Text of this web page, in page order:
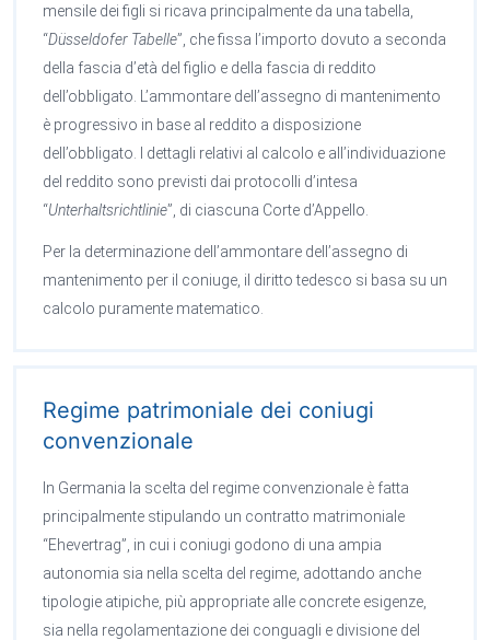
mensile dei figli si ricava principalmente da una tabella,
“Düsseldofer Tabelle”, che fissa l’importo dovuto a seconda
della fascia d’età del figlio e della fascia di reddito
dell’obbligato. L’ammontare dell’assegno di mantenimento
è progressivo in base al reddito a disposizione
dell’obbligato. I dettagli relativi al calcolo e all’individuazione
del reddito sono previsti dai protocolli d’intesa
“Unterhaltsrichtlinie”, di ciascuna Corte d’Appello.
Per la determinazione dell’ammontare dell’assegno di
mantenimento per il coniuge, il diritto tedesco si basa su un
calcolo puramente matematico.
Regime patrimoniale dei coniugi
convenzionale
In Germania la scelta del regime convenzionale è fatta
principalmente stipulando un contratto matrimoniale
“Ehevertrag”, in cui i coniugi godono di una ampia
autonomia sia nella scelta del regime, adottando anche
tipologie atipiche, più appropriate alle concrete esigenze,
sia nella regolamentazione dei conguagli e divisione del